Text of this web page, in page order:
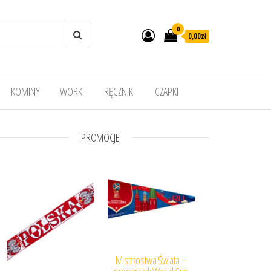
0
0,00zł
KOMINY WORKI RĘCZNIKI CZAPKI
PROMOCJE
Mistrzostwa Świata –